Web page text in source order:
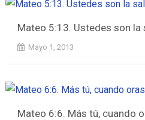
Mateo 5:13. Ustedes son la
Mayo 1, 2013
Mateo 6:6. Más tú, cuando